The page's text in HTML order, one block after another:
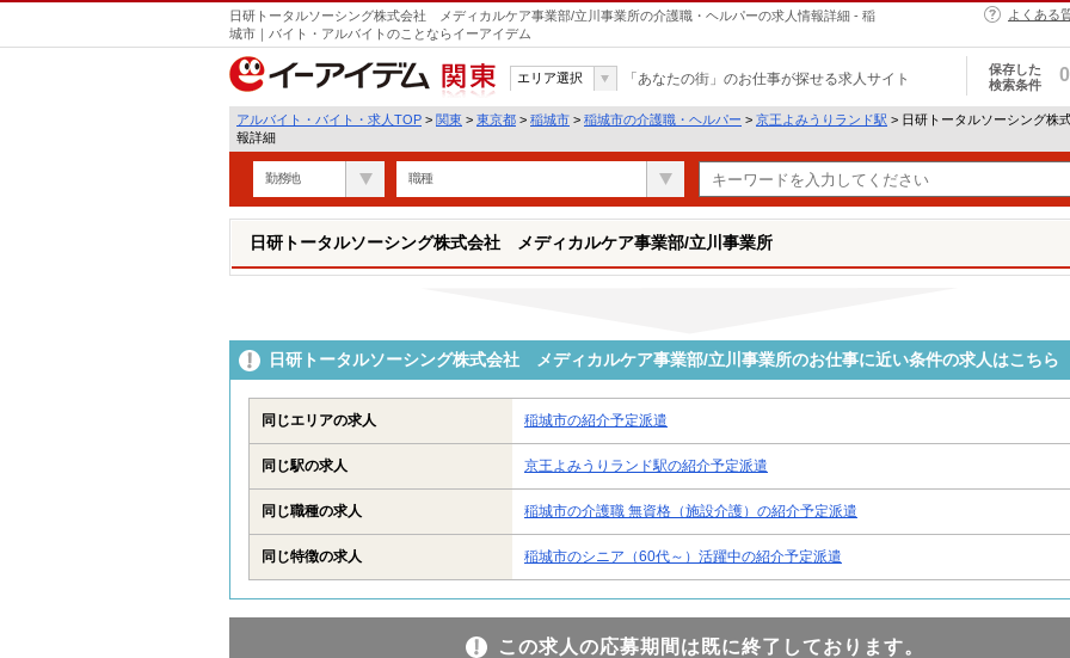
日研トータルソーシング株式会社 メディカルケア事業部/立川事業所の介護職・ヘルパーの求人情報詳細 - 稲
城市｜バイト・アルバイトのことならイーアイデム
よくある
関東
エリア選択 「あなたの街」のお仕事が探せる求人サイト
保存した
検索条件
0
アルバイト・バイト・求人TOP > 関東 > 東京都 > 稲城市 > 稲城市の介護職・ヘルパー > 京王よみうりランド駅 > 日研トータルソーシング株
報詳細
勤務地 職種
日研トータルソーシング株式会社 メディカルケア事業部/立川事業所
日研トータルソーシング株式会社 メディカルケア事業部/立川事業所のお仕事に近い条件の求人はこちら
同じエリアの求人 稲城市の紹介予定派遣
同じ駅の求人 京王よみうりランド駅の紹介予定派遣
同じ職種の求人 稲城市の介護職 無資格（施設介護）の紹介予定派遣
同じ特徴の求人 稲城市のシニア（60代～）活躍中の紹介予定派遣
この求人の応募期間は既に終了しております。